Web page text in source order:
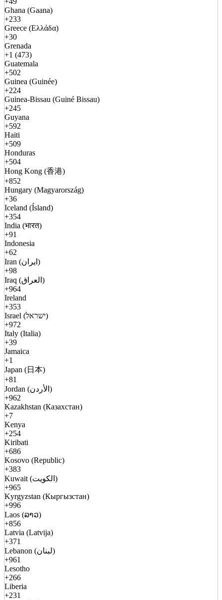
Ghana (Gaana)
+233
Greece (Ελλάδα)
+30
Grenada
+1 (473)
Guatemala
+502
Guinea (Guinée)
+224
Guinea-Bissau (Guiné Bissau)
+245
Guyana
+592
Haiti
+509
Honduras
+504
Hong Kong (香港)
+852
Hungary (Magyarország)
+36
Iceland (Ísland)
+354
India (भारत)
+91
Indonesia
+62
Iran (ایران)
+98
Iraq (العراق)
+964
Ireland
+353
Israel (ישראל)
+972
Italy (Italia)
+39
Jamaica
+1
Japan (日本)
+81
Jordan (الأردن)
+962
Kazakhstan (Казахстан)
+7
Kenya
+254
Kiribati
+686
Kosovo (Republic)
+383
Kuwait (الكويت)
+965
Kyrgyzstan (Кыргызстан)
+996
Laos (ລາວ)
+856
Latvia (Latvija)
+371
Lebanon (لبنان)
+961
Lesotho
+266
Liberia
+231